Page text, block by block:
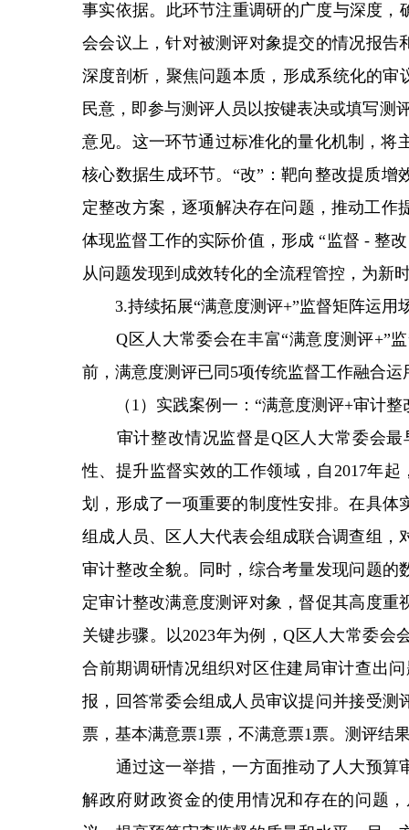
事实依据。此环节注重调研的广度与深度，
会会议上，针对被测评对象提交的情况报
深度剖析，聚焦问题本质，形成系统化的审
民意，即参与测评人员以按键表决或填写测
意见。这一环节通过标准化的量化机制，将
核心数据生成环节。“改”：靶向整改提质
定整改方案，逐项解决存在问题，推动工作
体现监督工作的实际价值，形成 “监督 - 整
从问题发现到成效转化的全流程管控，为新
3.持续拓展“满意度测评+”监督矩阵运用
Q区人大常委会在丰富“满意度测评+”监
前，满意度测评已同5项传统监督工作融合运
（1）实践案例一：“满意度测评+审计整
审计整改情况监督是Q区人大常委会最
性、提升监督实效的工作领域，自2017年
划，形成了一项重要的制度性安排。在具
组成人员、区人大代表会组成联合调查组
审计整改全貌。同时，综合考量发现问题
定审计整改满意度测评对象，督促其高度
关键步骤。以2023年为例，Q区人大常委
合前期调研情况组织对区住建局审计查出
报，回答常委会组成人员审议提问并接受测
票，基本满意票1票，不满意票1票。测评结
通过这一举措，一方面推动了人大预算
解政府财政资金的使用情况和存在的问题